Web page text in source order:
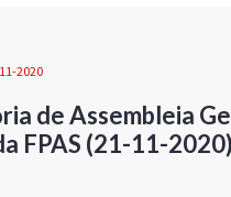
2020
de Assembleia
FPAS (21-11-2020)